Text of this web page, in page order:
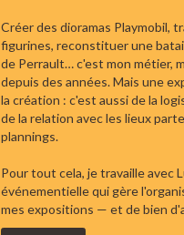
Créer des dioramas Playmobil,
figurines, reconstituer une
de Perrault… c'est mon métier,
depuis des années. Mais une
la création : c'est aussi de la
de la relation avec les lieux
plannings.
Pour tout cela, je travaille avec
événementielle qui gère
mes expositions — et de bien